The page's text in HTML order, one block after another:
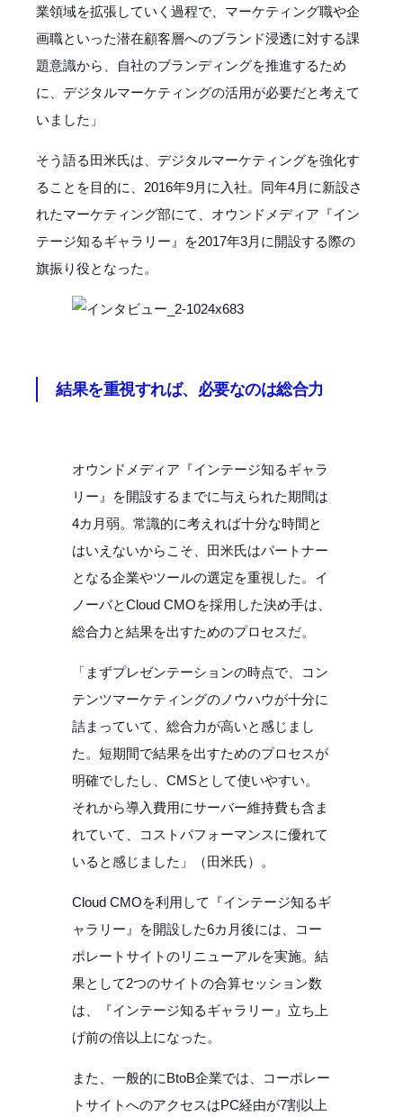
業領域を拡張していく過程で、マーケティング職や企
画職といった潜在顧客層へのブランド浸透に対する課
題意識から、自社のブランディングを推進するため
に、デジタルマーケティングの活用が必要だと考えて
いました」
そう語る田米氏は、デジタルマーケティングを強化す
ることを目的に、2016年9月に入社。同年4月に新設さ
れたマーケティング部にて、オウンドメディア『イン
テージ知るギャラリー』を2017年3月に開設する際の
旗振り役となった。
結果を重視すれば、必要なのは総合力
オウンドメディア『インテージ知るギャラ
リー』を開設するまでに与えられた期間は
4カ月弱。常識的に考えれば十分な時間と
はいえないからこそ、田米氏はパートナー
となる企業やツールの選定を重視した。イ
ノーバとCloud CMOを採用した決め手は、
総合力と結果を出すためのプロセスだ。
「まずプレゼンテーションの時点で、コン
テンツマーケティングのノウハウが十分に
詰まっていて、総合力が高いと感じまし
た。短期間で結果を出すためのプロセスが
明確でしたし、CMSとして使いやすい。
それから導入費用にサーバー維持費も含ま
れていて、コストパフォーマンスに優れて
いると感じました」（田米氏）。
Cloud CMOを利用して『インテージ知るギ
ャラリー』を開設した6カ月後には、コー
ポレートサイトのリニューアルを実施。結
果として2つのサイトの合算セッション数
は、『インテージ知るギャラリー』立ち上
げ前の倍以上になった。
また、一般的にBtoB企業では、コーポレー
トサイトへのアクセスはPC経由が7割以上